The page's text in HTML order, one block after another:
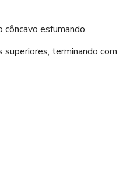
esfumando.
superiores, terminando com